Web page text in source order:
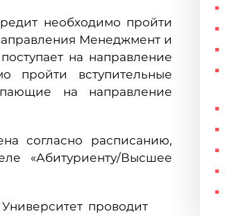
необходимо пройти
Менеджмент и
на направление
пройти вступительные
на направление
согласно расписанию,
«Абитуриенту/Высшее
Университет проводит